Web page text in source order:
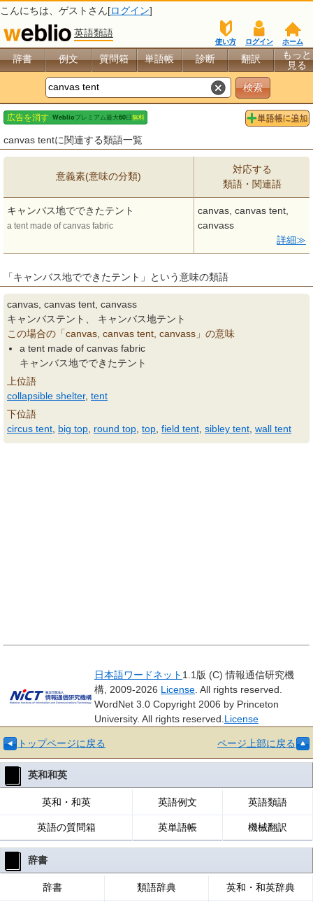
こんにちは、 ゲスト さん[ログイン]
英語類語
ホーム
ログイン
使い方
辞書 例文 質問箱 単語帳 診断 翻訳
もっと
見る
canvas tentに関連する類語一覧
意義素(意味の分類)
対応する
類語・関連語
キャンバス地でできたテント
a tent made of canvas fabric
canvas, canvas tent,
canvass
詳細
「キャンバス地でできたテント」という意味の類語
canvas, canvas tent, canvass
キャンバステント、 キャンバス地テント
この場合の「canvas, canvas tent, canvass」の意味
a tent made of canvas fabric
キャンバス地でできたテント
上位語
collapsible shelter, tent
下位語
circus tent big top round top top field tent sibley tent wall tent
日本語ワードネット 1.1版 (C) 情報通信研究機
構, 2009-2026 License . All rights reserved.
WordNet 3.0 Copyright 2006 by Princeton
University. All rights reserved. License
トップページに戻る ページ上部に戻る
英和和英
英和・和英 英語例文 英語類語
英語の質問箱 英単語帳 機械翻訳
辞書
辞書 類語辞典 英和・和英辞典